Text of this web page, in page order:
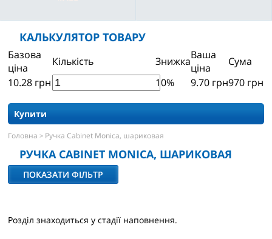
КАЛЬКУЛЯТОР ТОВАРУ
Базова
ціна
Кількість ЗнижкаВаша
ціна
Сума
10.28 грн 10% 9.70 грн970 грн
Купити
Головна > Ручка Cabinet Monica, шариковая
РУЧКА CABINET MONICA, ШАРИКОВАЯ
ПОКАЗАТИ ФІЛЬТР
Розділ знаходиться у стадії наповнення.